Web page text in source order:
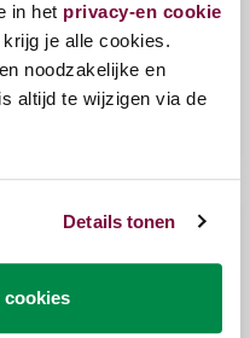
in het privacy-en cookie
je alle cookies.
noodzakelijke en
altijd te wijzigen via de
Details tonen
cookies
foam